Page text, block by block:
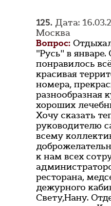
125. Дата:
Москва
Вопрос:
"Русь" в январе.
понравилось
красивая
номера,
разнообразная
хороших
Хочу сказать
руководителю
всему
к нам всех
ресторана,
дежурного
Свету,Нану.